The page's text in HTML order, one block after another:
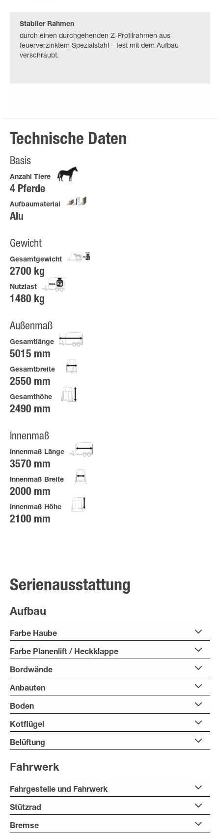
Stabiler Rahmen
durch einen durchgehenden Z-Profilrahmen aus
feuerverzinktem Spezialstahl – fest mit dem Aufbau
verschraubt.
Technische Daten
Basis
Anzahl Tiere
4 Pferde
Aufbaumaterial
Alu
Gewicht
Gesamtgewicht
2700 kg
Nutzlast
1480 kg
Außenmaß
Gesamtlänge
5015 mm
Gesamtbreite
2550 mm
Gesamthöhe
2490 mm
Innenmaß
Innenmaß Länge
3570 mm
Innenmaß Breite
2000 mm
Innenmaß Höhe
2100 mm
Serienausstattung
Aufbau
Farbe Haube
Farbe Planenlift / Heckklappe
Bordwände
Anbauten
Boden
Kotflügel
Belüftung
Fahrwerk
Fahrgestelle und Fahrwerk
Stützrad
Bremse